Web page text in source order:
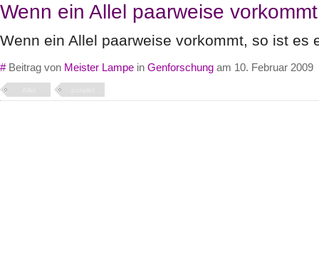
Wenn ein Allel paarweise vorkommt
Wenn ein Allel paarweise vorkommt, so ist es
#Beitrag von Meister Lampe in Genforschung am 10. Februar 2009